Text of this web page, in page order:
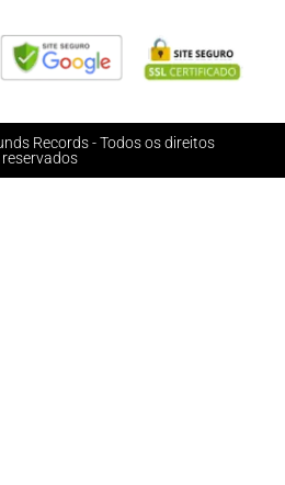
Records - Todos os direitos
reservados